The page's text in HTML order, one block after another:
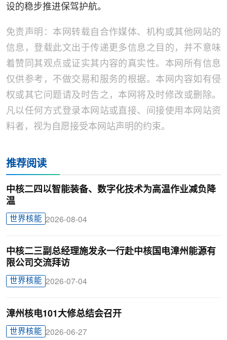
设的稳步推进保驾护航。
免责声明：本网转载自合作媒体、机构或其他网站的
信息，登载此文出于传递更多信息之目的，并不意味
着赞同其观点或证实其内容的真实性。本网所有信息
仅供参考，不做交易和服务的根据。本网内容如有侵
权或其它问题请及时告之，本网将及时修改或删除。
凡以任何方式登录本网站或直接、间接使用本网站资
料者，视为自愿接受本网站声明的约束。
推荐阅读
中核二四以智能装备、数字化技术为高温作业减负降
温
世界核能 2026-08-04
中核二三副总经理施发永一行赴中核国电漳州能源有
限公司交流拜访
世界核能 2026-07-04
漳州核电101大修总结会召开
世界核能 2026-06-27